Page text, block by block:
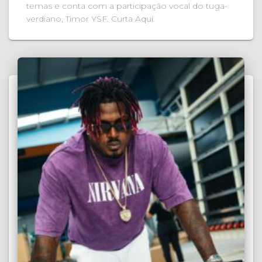
temas e conta com a participação vocal do tuga-
verdiano, Timor YSF. Curta Aqui.